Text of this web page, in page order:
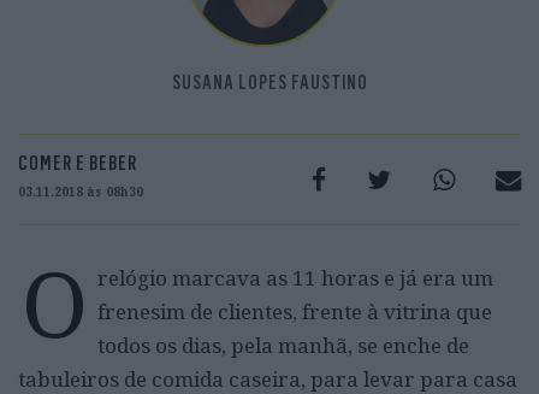
SUSANA LOPES FAUSTINO
COMER E BEBER
03.11.2018 às 08h30
O relógio marcava as 11 horas e já era um
frenesim de clientes, frente à vitrina que
todos os dias, pela manhã, se enche de
tabuleiros de comida caseira, para levar para casa